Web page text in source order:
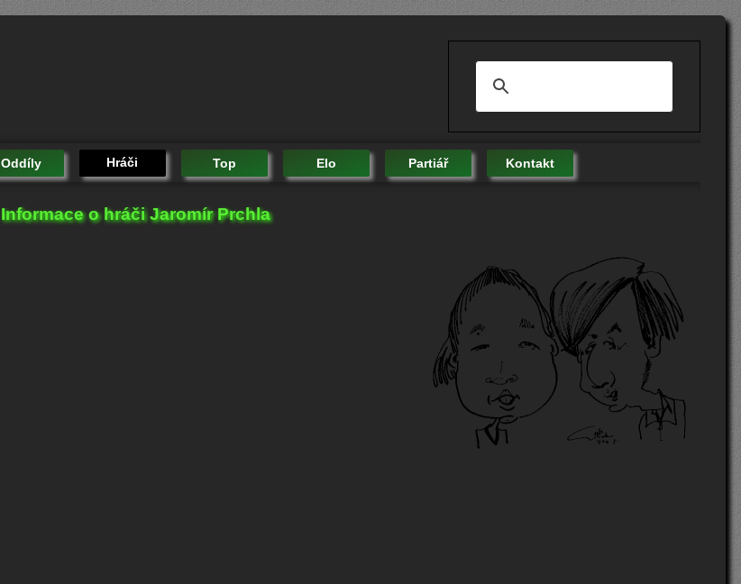
Oddíly Hráči Top Elo Partiář Kontakt
Informace o hráči Jaromír Prchla